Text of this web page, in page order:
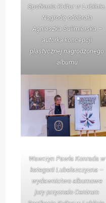
Spotkania Kultur w Lublinie.
Nagrodę odebrała
Agnieszka Sulimierska –
autorka koncepcji
plastycznej nagrodzonego
albumu
Wawrzyn Pawła Konrada w
kategorii Lubelszczyzna –
wydawnictwo albumowe
jury przyznało Centrum